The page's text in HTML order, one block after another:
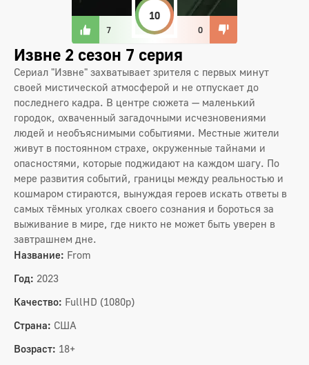
7
10
0
Извне 2 сезон 7 серия
Сериал "Извне" захватывает зрителя с первых минут
своей мистической атмосферой и не отпускает до
последнего кадра. В центре сюжета — маленький
городок, охваченный загадочными исчезновениями
людей и необъяснимыми событиями. Местные жители
живут в постоянном страхе, окруженные тайнами и
опасностями, которые поджидают на каждом шагу. По
мере развития событий, границы между реальностью и
кошмаром стираются, вынуждая героев искать ответы в
самых тёмных уголках своего сознания и бороться за
выживание в мире, где никто не может быть уверен в
завтрашнем дне.
Название: From
Год: 2023
Качество: FullHD (1080p)
Страна: США
Возраст: 18+